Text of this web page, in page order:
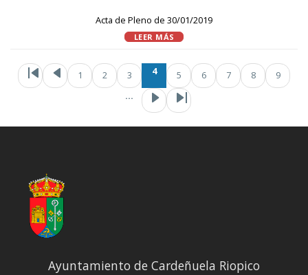
Acta de Pleno de 30/01/2019
LEER MÁS
Paginación
Primera página
Página anterior
Page
1 Page
2 Page
3 4 5 6 7 8
9
…
Ayuntamiento de Cardeñuela Riopico